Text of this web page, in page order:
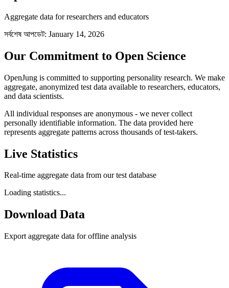
Aggregate data for researchers and educators
সর্বশেষ আপডেট: January 14, 2026
Our Commitment to Open Science
OpenJung is committed to supporting personality research. We make
aggregate, anonymized test data available to researchers, educators,
and data scientists.
All individual responses are anonymous - we never collect
personally identifiable information. The data provided here
represents aggregate patterns across thousands of test-takers.
Live Statistics
Real-time aggregate data from our test database
Loading statistics...
Download Data
Export aggregate data for offline analysis